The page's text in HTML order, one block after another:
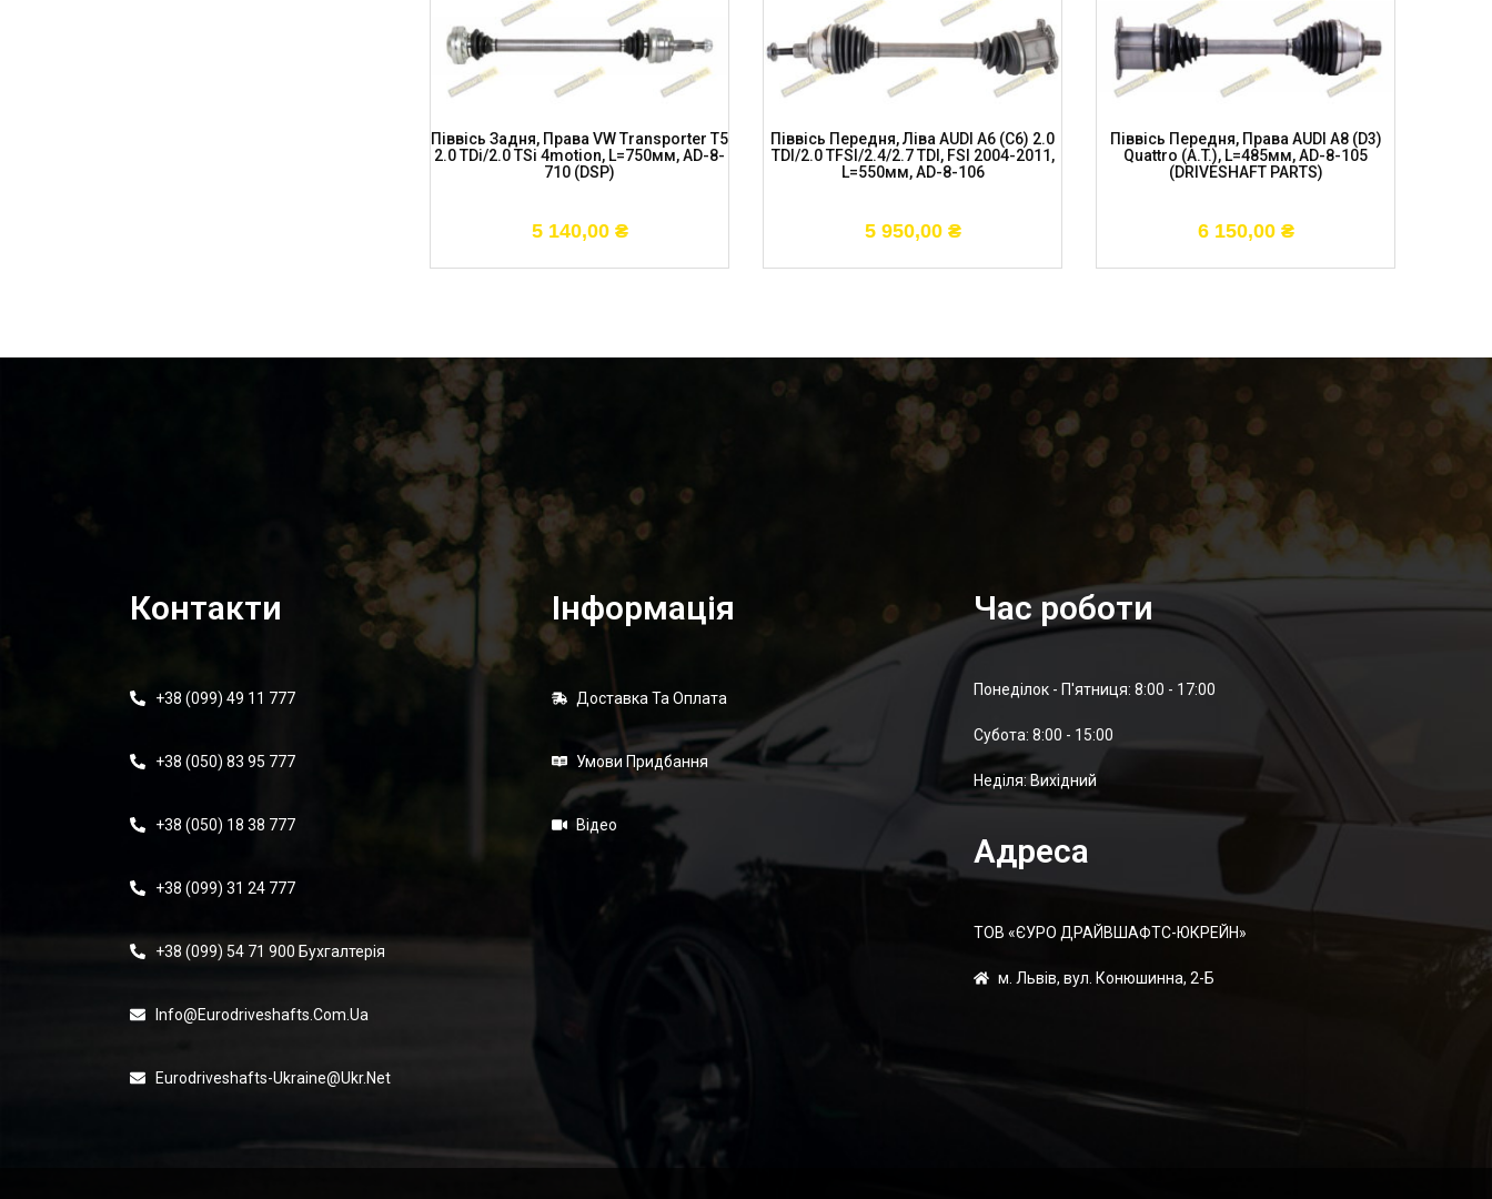
Піввісь Задня, Права VW Transporter T5
2.0 TDi/2.0 TSi 4motion, L=750мм, AD-8-
710 (DSP)
5 140,00 ₴
Піввісь Передня, Ліва AUDI A6 (C6) 2.0
TDI/2.0 TFSI/2.4/2.7 TDI, FSI 2004-2011,
L=550мм, AD-8-106
5 950,00 ₴
Піввісь Передня, Права AUDI A8 (D3)
Quattro (A.T.), L=485мм, AD-8-105
(DRIVESHAFT PARTS)
6 150,00 ₴
Контакти
+38 (099) 49 11 777
+38 (050) 83 95 777
+38 (050) 18 38 777
+38 (099) 31 24 777
+38 (099) 54 71 900 Бухгалтерія
Info@eurodriveshafts.com.ua
Eurodriveshafts-Ukraine@ukr.net
Інформація
Доставка Та Оплата
Умови Придбання
Відео
Час роботи
Понеділок - П'ятниця: 8:00 - 17:00
Суботa: 8:00 - 15:00
Неділя: Вихідний
Адреса
ТОВ «ЄУРО ДРАЙВШАФТC-ЮКРЕЙН»
м. Львів, вул. Конюшинна, 2-Б